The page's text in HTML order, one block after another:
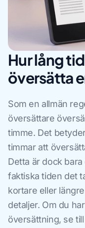
Hur lång
översätta
Som en allmän
översättare
timme. Det
timmar att
Detta är dock
faktiska tiden det
kortare eller
detaljer. Om du
översättning, se